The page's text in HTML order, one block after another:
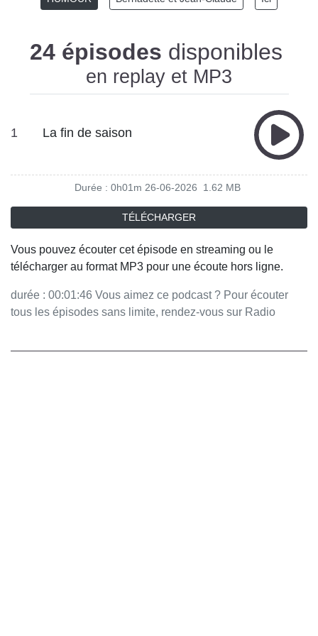
24 épisodes disponibles
en replay et MP3
1 La fin de saison
Durée : 0h01m 26-06-2026 1.62 MB
TÉLÉCHARGER
Vous pouvez écouter cet épisode en streaming ou le
télécharger au format MP3 pour une écoute hors ligne.
durée : 00:01:46 Vous aimez ce podcast ? Pour écouter
tous les épisodes sans limite, rendez-vous sur Radio